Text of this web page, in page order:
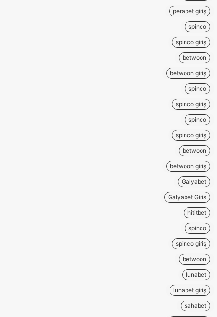
perabet giriş
spinco
spinco giriş
betwoon
betwoon giriş
spinco
spinco giriş
spinco
spinco giriş
betwoon
betwoon giriş
Galyabet
Galyabet Giris
hititbet
spinco
spinco giriş
betwoon
lunabet
lunabet giriş
sahabet